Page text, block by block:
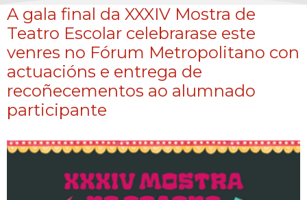
A gala final da XXXIV Mostra de
Teatro Escolar celebrarase este
venres no Fórum Metropolitano con
actuacións e entrega de
recoñecementos ao alumnado
participante